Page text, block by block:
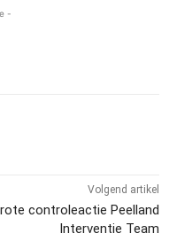
-
Volgend artikel
controleactie Peelland
Interventie Team